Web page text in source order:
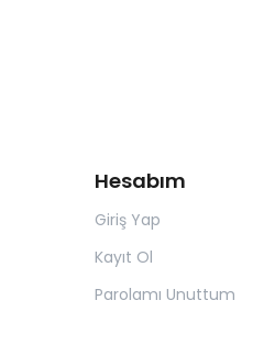
Hesabım
Giriş Yap
Kayıt Ol
Parolamı Unuttum